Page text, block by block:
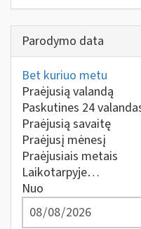
Parodymo data
Bet kuriuo metu
Praėjusią valandą
Paskutines 24
Praėjusią savaitę
Praėjusį mėnesį
Praėjusiais metais
Laikotarpyje…
Nuo